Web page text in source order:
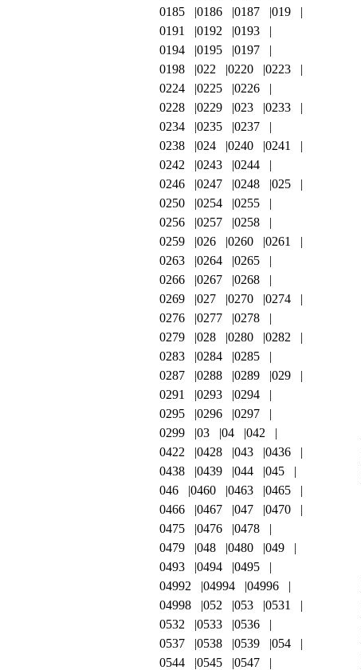
0185
0186 0187
019
0191
0192
0193
0194
0195
0197
0198
022 0220
0223
0224
0225
0226
0228
0229 023
0233
0234
0235
0237
0238
024 0240
0241
0242
0243
0244
0246
0247 0248
025
0250
0254
0255
0256
0257
0258
0259
026 0260
0261
0263
0264
0265
0266
0267
0268
0269
027 0270
0274
0276
0277
0278
0279
028 0280
0282
0283
0284
0285
0287
0288 0289
029
0291
0293
0294
0295
0296
0297
0299
03 04
042
0422
0428 043
0436
0438
0439 044
045
046
0460 0463
0465
0466
0467 047
0470
0475
0476
0478
0479
048 0480
049
0493
0494
0495
04992
04994
04996
04998
052 053
0531
0532
0533
0536
0537
0538 0539
054
0544
0545
0547